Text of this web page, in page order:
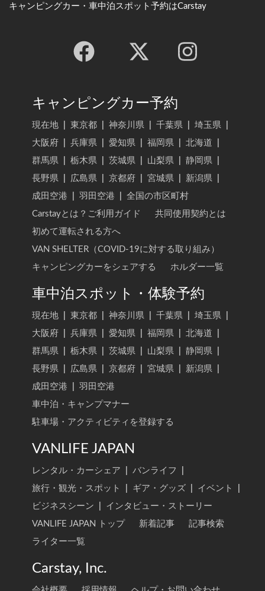
キャンピングカー・車中泊スポット予約はCarstay
キャンピングカー予約
現在地 東京都 神奈川県 千葉県 埼玉県
大阪府
兵庫県 愛知県 福岡県 北海道
群馬県
栃木県 茨城県 山梨県 静岡県
長野県
広島県 京都府 宮城県 新潟県
成田空港
羽田空港
全国の市区町村
Carstayとは？ご利用ガイド
共同使用契約とは
初めて運転される方へ
VAN SHELTER（COVID-19に対する取り組み）
キャンピングカーをシェアする
ホルダー一覧
車中泊スポット・体験予約
現在地 東京都 神奈川県 千葉県 埼玉県
大阪府
兵庫県 愛知県 福岡県 北海道
群馬県
栃木県 茨城県 山梨県 静岡県
長野県
広島県 京都府 宮城県 新潟県
成田空港
羽田空港
車中泊・キャンプマナー
駐車場・アクティビティを登録する
VANLIFE JAPAN
レンタル・カーシェア バンライフ
旅行・観光・スポット
ギア・グッズ イベント
ビジネスシーン
インタビュー・ストーリー
VANLIFE JAPAN トップ
新着記事
記事検索
ライター一覧
Carstay, Inc.